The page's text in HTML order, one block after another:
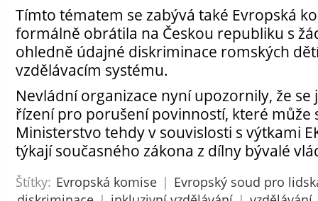
Tímto tématem se zabývá také Evropská
formálně obrátila na Českou republiku s
ohledně údajné diskriminace romských
vzdělávacím systému.
Nevládní organizace nyní upozornily, že se
řízení pro porušení povinností, které může
Ministerstvo tehdy v souvislosti s výtkami
týkají současného zákona z dílny bývalé
Štítky: Evropská komise | Evropský soud pro